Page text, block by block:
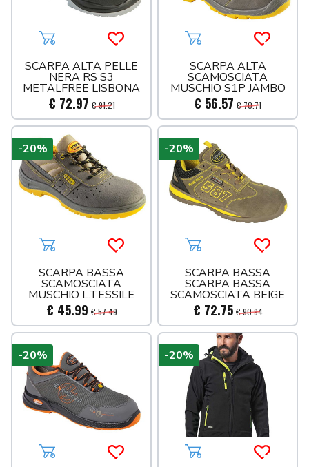
Aggiungi al carrelloAcquista più tardi
SCARPA ALTA PELLE
NERA RS S3
METALFREE LISBONA
€ 72.97 € 91.21
Aggiungi al carrello
SCARPA ALTA
SCAMOSCIATA
MUSCHIO S1P JAMBO
€ 56.57 € 70.71
Aggiungi al carrelloAcquista più tardi
SCARPA BASSA
SCAMOSCIATA
MUSCHIO L.TESSILE
S1P S89GK
€ 45.99 € 57.49
-20%
Aggiungi al carrello
SCARPA BASSA
SCARPA BASSA
SCAMOSCIATA BEIGE
DELTA S1P
€ 72.75 € 90.94
-20%
Aggiungi al carrelloAcquista più tardi
-20%
Aggiungi al carrello
-20%